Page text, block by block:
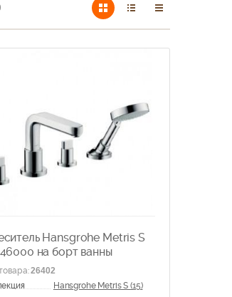
Hansgrohe Metris S
на борт ванны
:26402
Hansgrohe Metris S (15)